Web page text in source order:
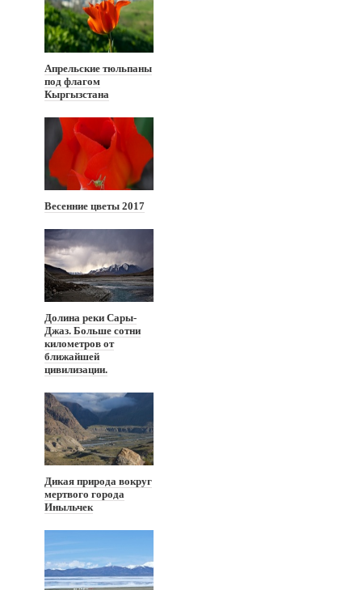
Апрельские тюльпаны
под флагом
Кыргызстана
Весенние цветы 2017
Долина реки Сары-
Джаз. Больше сотни
километров от
ближайшей
цивилизации.
Дикая природа вокруг
мертвого города
Иныльчек